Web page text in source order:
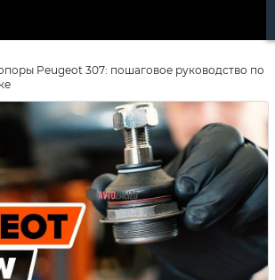
Peugeot 307: пошаговое руководство по